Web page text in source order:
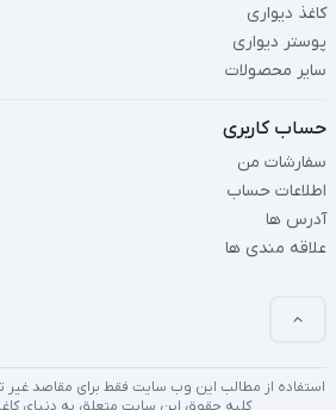
کاغذ دیواری
پوستر دیواری
سایر محصولات
حساب کاربری
سفارشات من
اطلاعات حساب
آدرس ها
علاقه مندی ها
استفاده از مطالب این وب سایت فقط برای مقاصد غیر